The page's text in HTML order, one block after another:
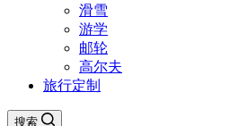
滑雪
游学
邮轮
高尔夫
旅行定制
搜索